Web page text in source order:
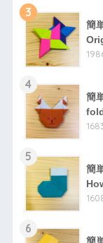
3
簡
4
簡
5
簡
6
簡